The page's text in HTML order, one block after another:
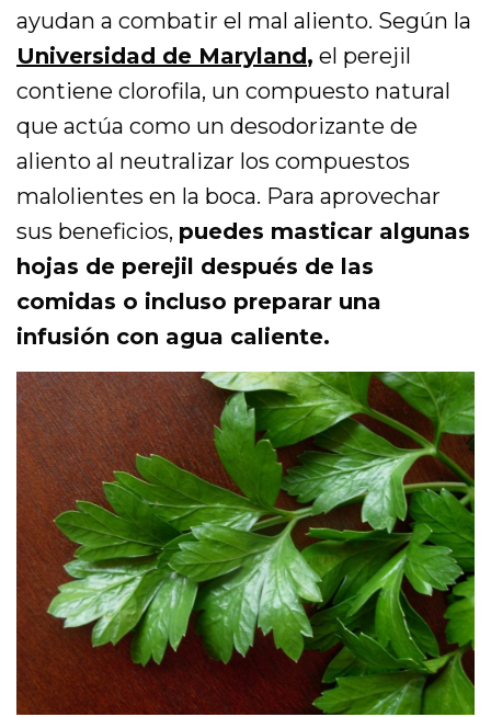
ayudan a combatir el mal aliento. Según la
Universidad de Maryland, el perejil
contiene clorofila, un compuesto natural
que actúa como un desodorizante de
aliento al neutralizar los compuestos
malolientes en la boca. Para aprovechar
sus beneficios, puedes masticar algunas
hojas de perejil después de las
comidas o incluso preparar una
infusión con agua caliente.